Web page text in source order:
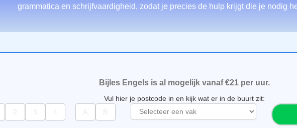
grammatica en schrijfvaardigheid, zodat je precies de hulp krijgt die je nodig
Bijles Engels is al mogelijk vanaf €21 per uur.
Vul hier je postcode in en kijk wat er in de buurt zit: